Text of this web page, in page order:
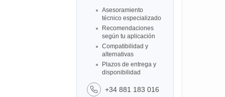
Asesoramiento
técnico especializado
Recomendaciones
según tu aplicación
Compatibilidad y
alternativas
Plazos de entrega y
disponibilidad
+34 881 183 016